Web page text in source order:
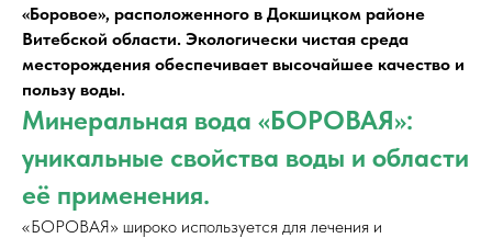
«Боровое», расположенного в Докшицком районе
Витебской области. Экологически чистая среда
месторождения обеспечивает высочайшее качество и
пользу воды.
Минеральная вода «БОРОВАЯ»:
уникальные свойства воды и области
её применения.
«БОРОВАЯ» широко используется для лечения и